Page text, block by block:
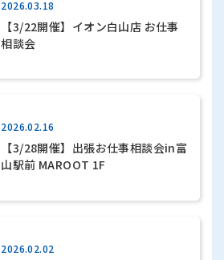
2026.03.18
【3/22開催】イオン白山店 お仕事
相談会
2026.02.16
【3/28開催】出張お仕事相談会in富
山駅前 MAROOT 1F
2026.02.02